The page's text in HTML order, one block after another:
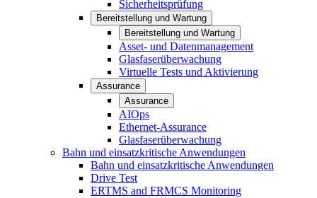
Sicherheitsprüfung
Bereitstellung und Wartung
Bereitstellung und Wartung
Asset- und Datenmanagement
Glasfaserüberwachung
Virtuelle Tests und Aktivierung
Assurance
Assurance
AIOps
Ethernet-Assurance
Glasfaserüberwachung
Bahn und einsatzkritische Anwendungen
Bahn und einsatzkritische Anwendungen
Drive Test
ERTMS and FRMCS Monitoring